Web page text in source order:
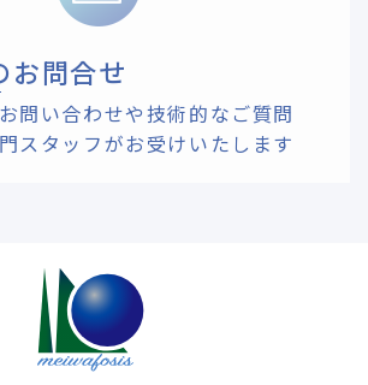
お問合せ
問い合わせや技術的なご質問
スタッフがお受けいたします